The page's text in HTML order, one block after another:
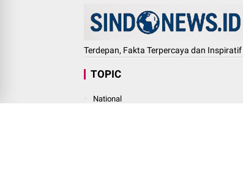
Terdepan, Fakta Terpercaya dan Inspiratif
TOPIC
National